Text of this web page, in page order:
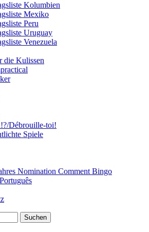
Kolumbien
Mexiko
Peru
Uruguay
Venezuela
die Kulissen
Débrouille-toi!
Spiele
Nomination Comment Bingo